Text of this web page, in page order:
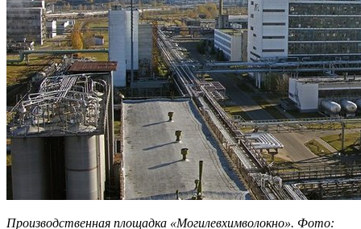
Производственная площадка «Могилевхимволокно». Фото: